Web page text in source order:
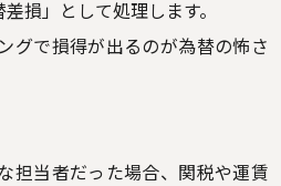
損」として処理します。
グで損得が出るのが為替の怖さ
担当者だった場合、関税や運賃